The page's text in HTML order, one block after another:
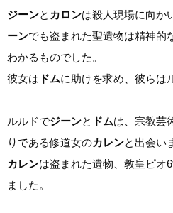
ジーンと カロンは殺人現場に向か
ーンでも盗まれた聖遺物は精神的
わかるものでした。
彼女は ドムに助けを求め、彼らは
ルルドでジーンと ドムは、宗教芸
りである修道女のカレンと出会い
カレンは盗まれた遺物、教皇ピオ
ました。